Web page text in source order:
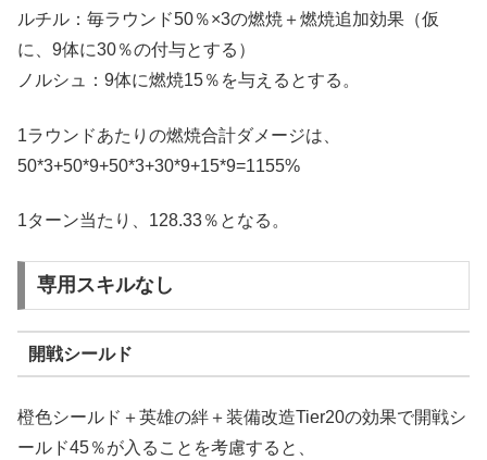
ルチル：毎ラウンド50％×3の燃焼＋燃焼追加効果（仮
に、9体に30％の付与とする）
ノルシュ：9体に燃焼15％を与えるとする。
1ラウンドあたりの燃焼合計ダメージは、
50*3+50*9+50*3+30*9+15*9=1155%
1ターン当たり、128.33％となる。
専用スキルなし
開戦シールド
橙色シールド＋英雄の絆＋装備改造Tier20の効果で開戦シ
ールド45％が入ることを考慮すると、